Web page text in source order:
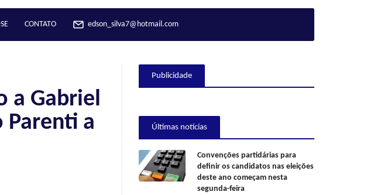
CONTATO edson_silva7@hotmail.com
a Gabriel
Parenti a
Publicidade
Últimas notícias
Convenções partidárias para
definir os candidatos nas eleições
deste ano começam nesta
segunda-feira